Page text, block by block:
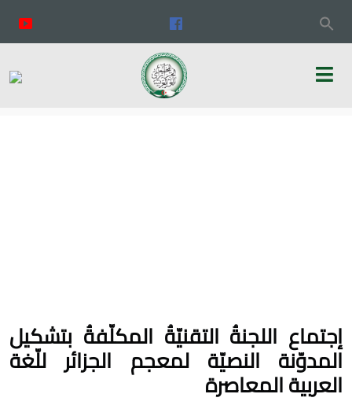
إجتماع اللجنةُ التقنيّةُ المكلّفةُ بتشكيل
المدوّنة النصيّة لمعجم الجزائر للّغة
العربية المعاصرة